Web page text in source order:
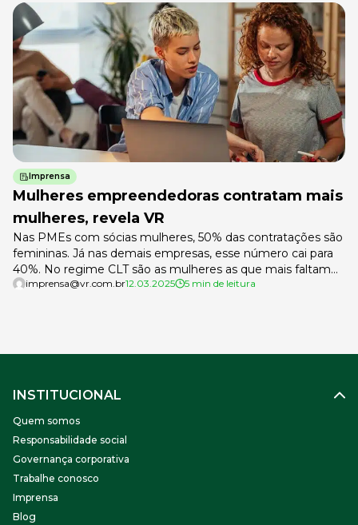
Imprensa
Mulheres empreendedoras contratam mais
mulheres, revela VR
Nas PMEs com sócias mulheres, 50% das contratações são
femininas. Já nas demais empresas, esse número cai para
40%. No regime CLT são as mulheres as que mais faltam
ao trabalho para acompanhar familiares em consultas
imprensa@vr.com.br12.03.2025 5 min de leitura
INSTITUCIONAL
Quem somos
Responsabilidade social
Governança corporativa
Trabalhe conosco
Imprensa
Blog